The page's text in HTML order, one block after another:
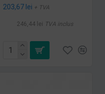
203,67 lei + TVA
246,44 lei TVA inclus